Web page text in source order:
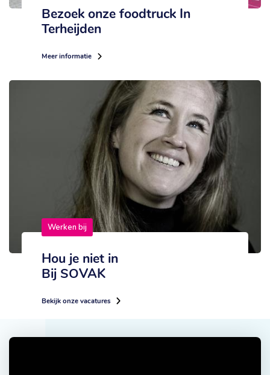
Bezoek onze foodtruck In
Terheijden
Meer informatie
Werken bij
Hou je niet in
Bij SOVAK
Bekijk onze vacatures